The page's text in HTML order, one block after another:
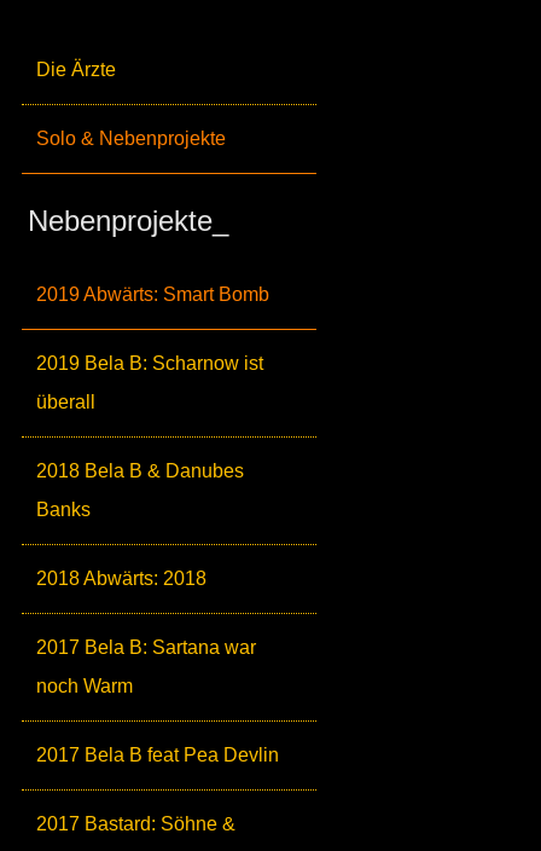
Die Ärzte
Solo & Nebenprojekte
Nebenprojekte_
2019 Abwärts: Smart Bomb
2019 Bela B: Scharnow ist
überall
2018 Bela B & Danubes
Banks
2018 Abwärts: 2018
2017 Bela B: Sartana war
noch Warm
2017 Bela B feat Pea Devlin
2017 Bastard: Söhne &